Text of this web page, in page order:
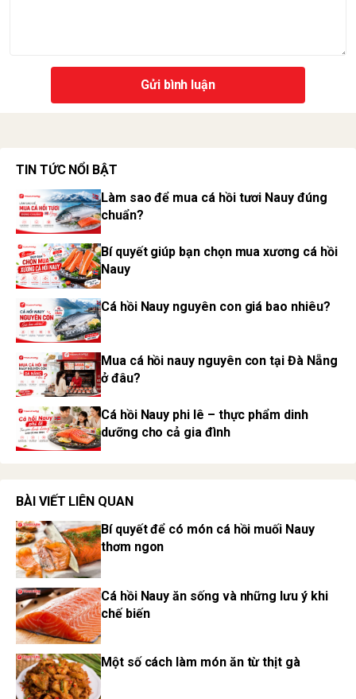
Gửi bình luận
TIN TỨC NỔI BẬT
Làm sao để mua cá hồi tươi Nauy đúng
chuẩn?
Bí quyết giúp bạn chọn mua xương cá hồi
Nauy
Cá hồi Nauy nguyên con giá bao nhiêu?
Mua cá hồi nauy nguyên con tại Đà Nẵng
ở đâu?
Cá hồi Nauy phi lê – thực phẩm dinh
dưỡng cho cả gia đình
BÀI VIẾT LIÊN QUAN
Bí quyết để có món cá hồi muối Nauy
thơm ngon
Cá hồi Nauy ăn sống và những lưu ý khi
chế biến
Một số cách làm món ăn từ thịt gà